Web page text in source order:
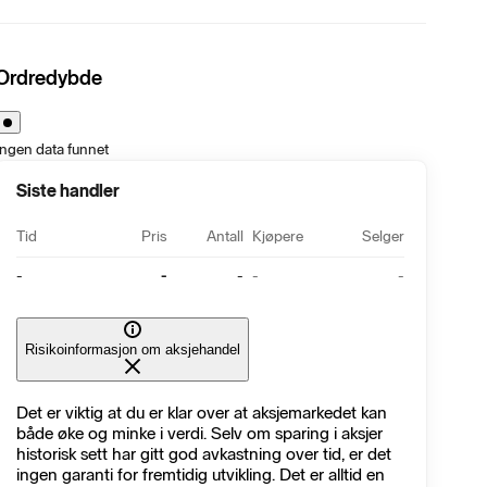
data funnet
Siste handler
Tid Pris Antall Kjøpere Selger
- - - - -
Risikoinformasjon om aksjehandel
Det er viktig at du er klar over at aksjemarkedet kan
både øke og minke i verdi. Selv om sparing i aksjer
historisk sett har gitt god avkastning over tid, er det
ingen garanti for fremtidig utvikling. Det er alltid en